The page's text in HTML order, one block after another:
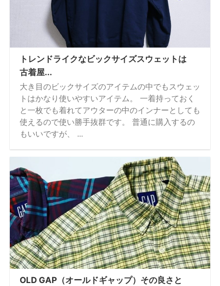
トレンドライクなビックサイズスウェットは
古着屋...
大き目のビックサイズのアイテムの中でもスウェッ
トはかなり使いやすいアイテム。 一着持っておく
と一枚でも着れてアウターの中のインナーとしても
使えるので使い勝手抜群です。 普通に購入するの
もいいですが、 ...
OLD GAP（オールドギャップ）その良さと